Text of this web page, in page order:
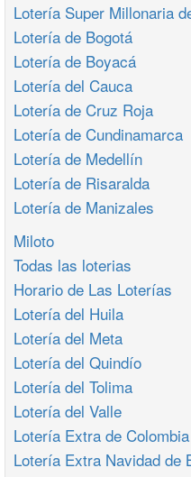
Lotería Super Millonaria
Lotería de Bogotá
Lotería de Boyacá
Lotería del Cauca
Lotería de Cruz Roja
Lotería de Cundinamarca
Lotería de Medellín
Lotería de Risaralda
Lotería de Manizales
Miloto
Todas las loterias
Horario de Las Loterías
Lotería del Huila
Lotería del Meta
Lotería del Quindío
Lotería del Tolima
Lotería del Valle
Lotería Extra de Colombia
Lotería Extra Navidad de